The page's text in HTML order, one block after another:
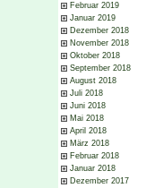
Februar 2019
Januar 2019
Dezember 2018
November 2018
Oktober 2018
September 2018
August 2018
Juli 2018
Juni 2018
Mai 2018
April 2018
März 2018
Februar 2018
Januar 2018
Dezember 2017